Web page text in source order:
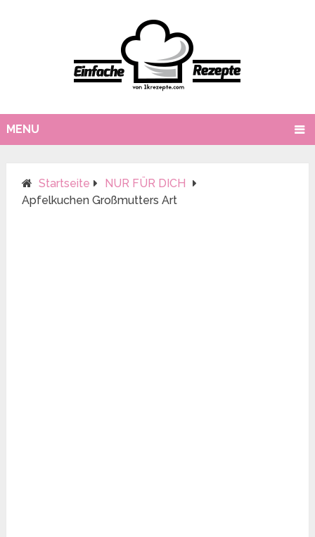
MENU
Startseite
NUR FÜR DICH
Apfelkuchen Großmutters Art